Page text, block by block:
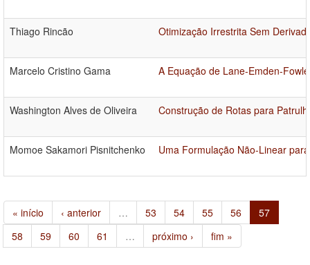
Thiago Rincão Otimização Irrestrita Sem
Marcelo Cristino Gama A Equação de Lane-Emden-
Washington Alves de Oliveira Construção de Rotas para
Momoe Sakamori Pisnitchenko Uma Formulação Não-Linear
« início ‹ anterior … 53 54 55 56
57
58
59 60 61 … próximo › fim »